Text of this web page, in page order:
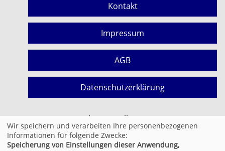
Kontakt
Impressum
AGB
Datenschutzerklärung
Cookie Einstellungen
Wir speichern und verarbeiten Ihre personenbezogenen
Informationen für folgende Zwecke:
Speicherung von Einstellungen dieser Anwendung,